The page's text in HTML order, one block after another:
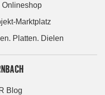
Onlineshop
Marktplatz
Platten. Dielen
Blog